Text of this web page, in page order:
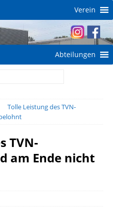
Verein
Abteilungen
Tolle Leistung des TVN-
TVN-
am Ende nicht